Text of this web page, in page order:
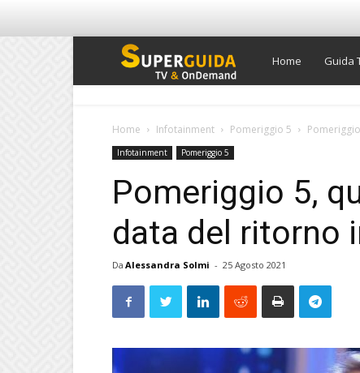
Super
Home Guida
Home Infotainment Pomeriggio 5
Infotainment Pomeriggio 5
Pomeriggio 5,
data del ritorno
Da Alessandra Solmi - 25 Agosto 2021